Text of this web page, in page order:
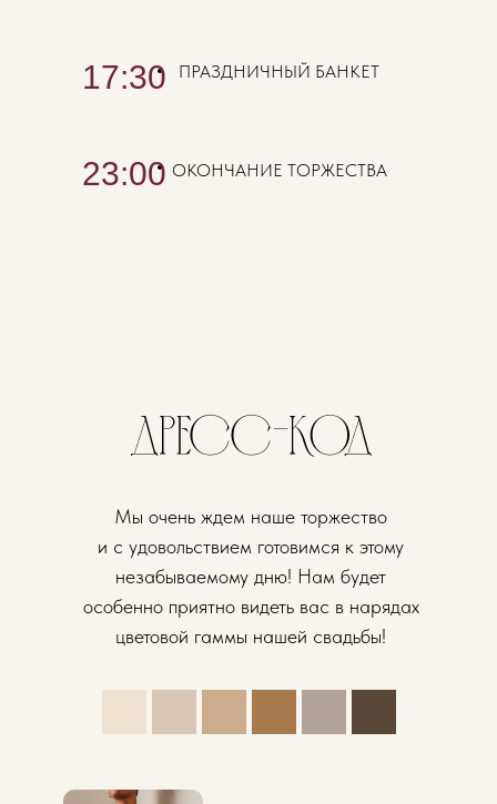
ПРАЗДНИЧНЫЙ БАНКЕТ
ОКОНЧАНИЕ ТОРЖЕСТВА
17:30
23:00
Мы очень ждем наше торжество
и с удовольствием готовимся к этому
незабываемому дню! Нам будет
особенно приятно видеть вас в нарядах
цветовой гаммы нашей свадьбы!